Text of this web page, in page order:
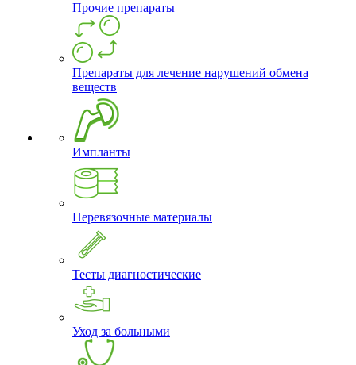
Прочие препараты
Препараты для лечение нарушений обмена
веществ
Импланты
Перевязочные материалы
Тесты диагностические
Уход за больными